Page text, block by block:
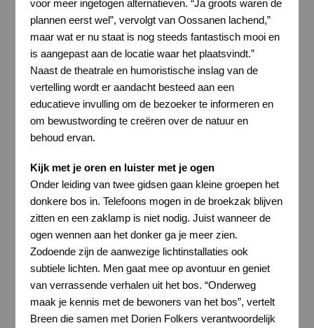
voor meer ingetogen alternatieven. “Ja groots waren de
plannen eerst wel”, vervolgt van Oossanen lachend,”
maar wat er nu staat is nog steeds fantastisch mooi en
is aangepast aan de locatie waar het plaatsvindt.”
Naast de theatrale en humoristische inslag van de
vertelling wordt er aandacht besteed aan een
educatieve invulling om de bezoeker te informeren en
om bewustwording te creëren over de natuur en
behoud ervan.
Kijk met je oren en luister met je ogen
Onder leiding van twee gidsen gaan kleine groepen het
donkere bos in. Telefoons mogen in de broekzak blijven
zitten en een zaklamp is niet nodig. Juist wanneer de
ogen wennen aan het donker ga je meer zien.
Zodoende zijn de aanwezige lichtinstallaties ook
subtiele lichten. Men gaat mee op avontuur en geniet
van verrassende verhalen uit het bos. “Onderweg
maak je kennis met de bewoners van het bos”, vertelt
Breen die samen met Dorien Folkers verantwoordelijk